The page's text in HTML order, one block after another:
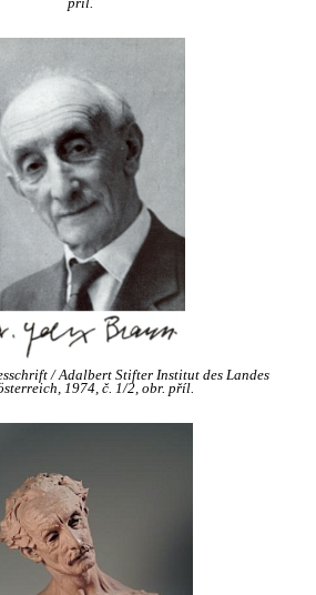
příl.
/ Adalbert Stifter Institut des Landes
1974, č. 1/2, obr. příl.